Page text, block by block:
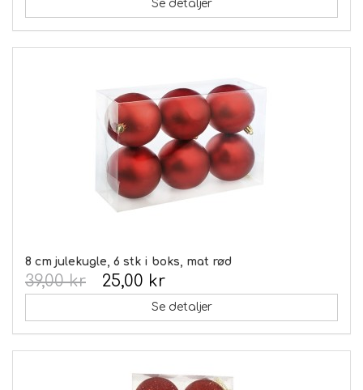
Se detaljer
8 cm julekugle, 6 stk i boks, mat rød
25,00 kr
39,00 kr
Se detaljer